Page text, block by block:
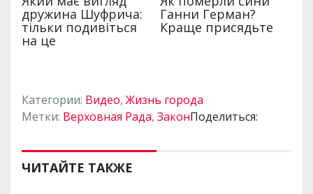
Категории: Видео, Жизнь города
Метки: Верховная Рада, ЗаконПоделиться:
ЧИТАЙТЕ ТАКЖЕ